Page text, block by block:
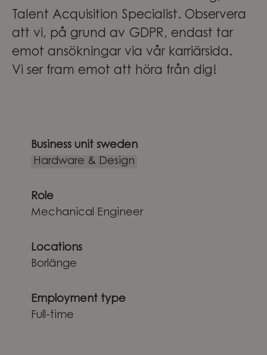
Talent Acquisition Specialist. Observera
att vi, på grund av GDPR, endast tar
emot ansökningar via vår karriärsida.
Vi ser fram emot att höra från dig!
Business unit sweden
Hardware & Design
Role
Mechanical Engineer
Locations
Borlänge
Employment type
Full-time